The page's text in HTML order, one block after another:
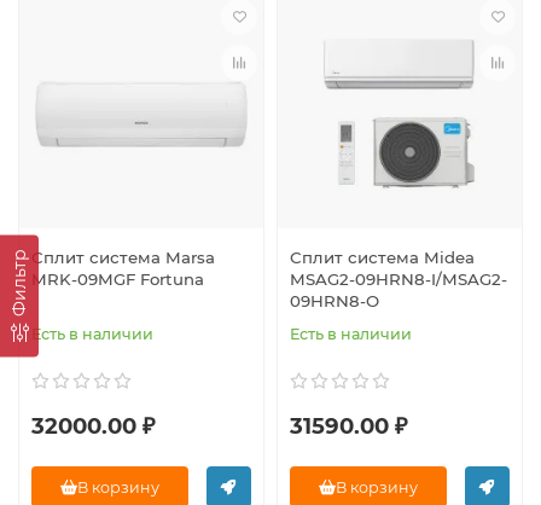
ФильтрСплит система Marsa
MRK-09MGF Fortuna
Есть в наличии
32000.00 ₽
В корзину
Сплит система Midea
MSAG2-09HRN8-I/MSAG2-
09HRN8-O
Есть в наличии
31590.00 ₽
В корзину